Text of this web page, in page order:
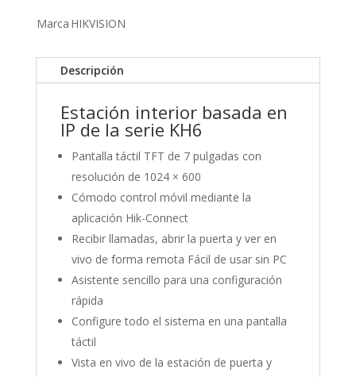
Marca HIKVISION
Descripción
Estación interior basada en
IP de la serie KH6
Pantalla táctil TFT de 7 pulgadas con
resolución de 1024 × 600
Cómodo control móvil mediante la
aplicación Hik-Connect
Recibir llamadas, abrir la puerta y ver en
vivo de forma remota Fácil de usar sin PC
Asistente sencillo para una configuración
rápida
Configure todo el sistema en una pantalla
táctil
Vista en vivo de la estación de puerta y